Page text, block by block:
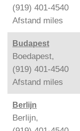
(919) 401-4540
Afstand miles
Budapest
Boedapest,
(919) 401-4540
Afstand miles
Berlijn
Berlijn,